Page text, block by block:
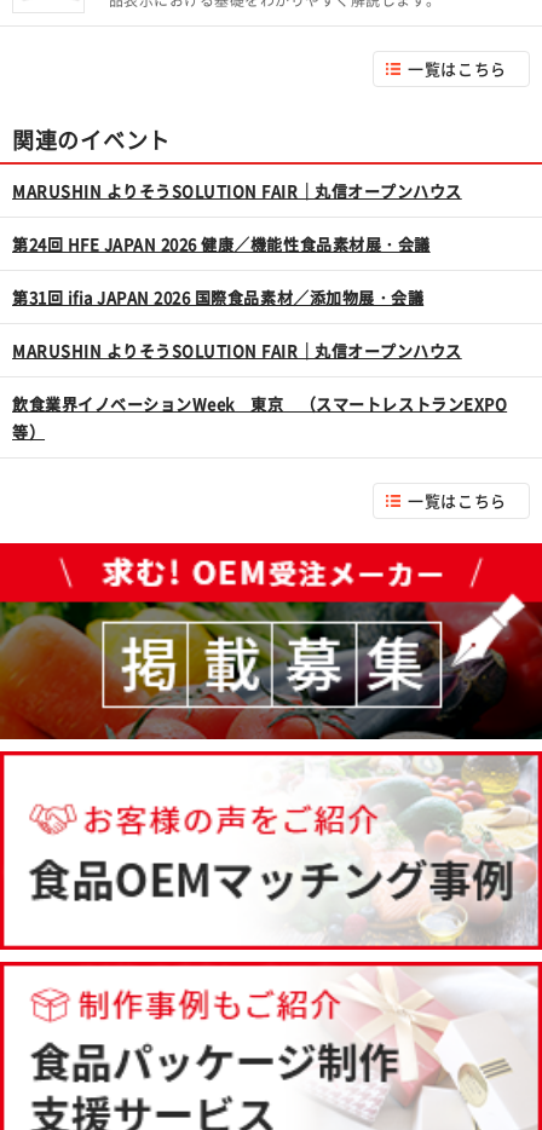
一覧はこちら
関連のイベント
MARUSHIN よりそうSOLUTION FAIR｜丸信オープンハウス
第24回 HFE JAPAN 2026 健康／機能性食品素材展・会議
第31回 ifia JAPAN 2026 国際食品素材／添加物展・会議
MARUSHIN よりそうSOLUTION FAIR｜丸信オープンハウス
飲食業界イノベーションWeek 東京 （スマートレストランEXPO
等）
一覧はこちら